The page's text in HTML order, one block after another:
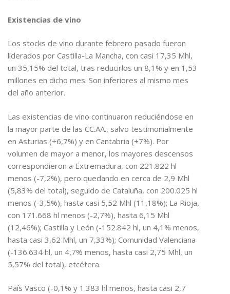
Existencias de vino
Los stocks de vino durante febrero pasado fueron
liderados por Castilla-La Mancha, con casi 17,35 Mhl,
un 35,15% del total, tras reducirlos un 8,1% y en 1,53
millones en dicho mes. Son inferiores al mismo mes
del año anterior.
Las existencias de vino continuaron reduciéndose en
la mayor parte de las CC.AA., salvo testimonialmente
en Asturias (+6,7%) y en Cantabria (+7%). Por
volumen de mayor a menor, los mayores descensos
correspondieron a Extremadura, con 221.822 hl
menos (-7,2%), pero quedando en cerca de 2,9 Mhl
(5,83% del total), seguido de Cataluña, con 200.025 hl
menos (-3,5%), hasta casi 5,52 Mhl (11,18%); La Rioja,
con 171.668 hl menos (-2,7%), hasta 6,15 Mhl
(12,46%); Castilla y León (-152.842 hl, un 4,1% menos,
hasta casi 3,62 Mhl, un 7,33%); Comunidad Valenciana
(-136.634 hl, un 4,7% menos, hasta casi 2,75 Mhl, un
5,57% del total), etcétera.
País Vasco (-0,1% y 1.383 hl menos, hasta casi 2,7